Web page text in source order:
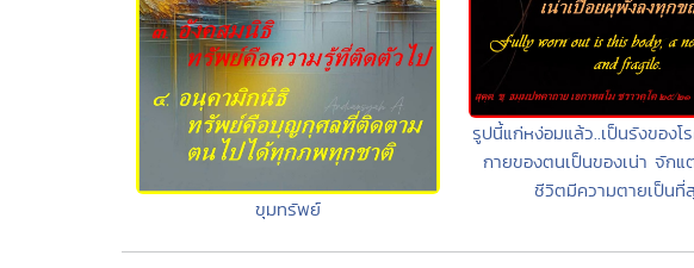
ขุมทรัพย์
รูปนี้แก่หง่อมแล้ว..เป็นรังของโ
กายของตนเป็นของเน่า จักแ
ชีวิตมีความตายเป็นที่